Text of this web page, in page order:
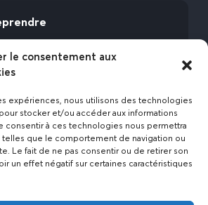
le consentement aux
expériences, nous utilisons des technologies
stocker et/ou accéder aux informations
consentir à ces technologies nous permettra
que le comportement de navigation ou
Le fait de ne pas consentir ou de retirer son
un effet négatif sur certaines caractéristiques
des Lieux !